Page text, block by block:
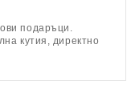
подаръци.
кутия, директно